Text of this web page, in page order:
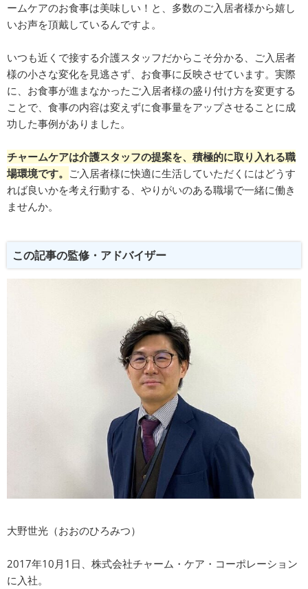
ームケアのお食事は美味しい！と、多数のご入居者様から嬉し
いお声を頂戴しているんですよ。
いつも近くで接する介護スタッフだからこそ分かる、ご入居者
様の小さな変化を見逃さず、お食事に反映させています。実際
に、お食事が進まなかったご入居者様の盛り付け方を変更する
ことで、食事の内容は変えずに食事量をアップさせることに成
功した事例がありました。
チャームケアは介護スタッフの提案を、積極的に取り入れる職
場環境です。 ご入居者様に快適に生活していただくにはどうす
れば良いかを考え行動する、やりがいのある職場で一緒に働き
ませんか。
この記事の監修・アドバイザー
大野世光（おおのひろみつ）
2017年10月1日、株式会社チャーム・ケア・コーポレーション
に入社。